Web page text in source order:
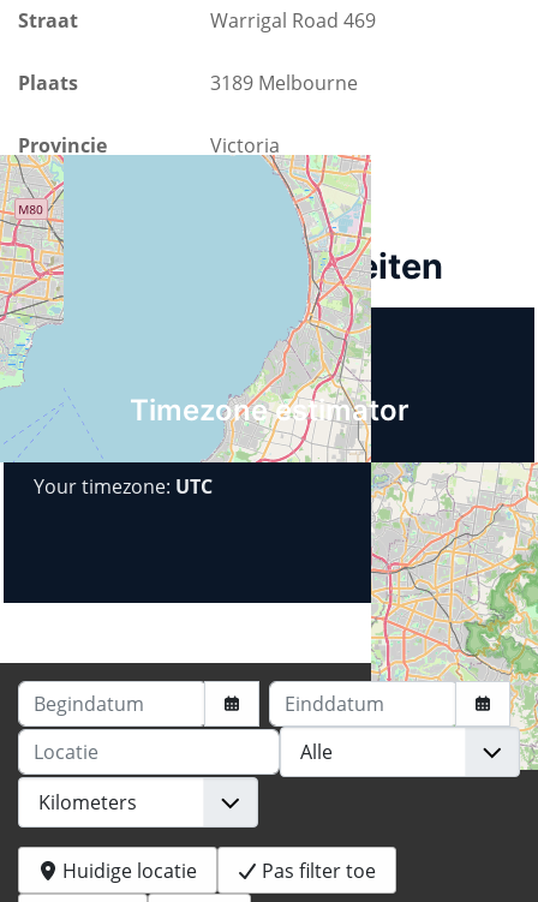
Straat Warrigal Road 469
Plaats 3189 Melbourne
Provincie Victoria
Land
Aankomende activiteiten
Timezone estimator
Your timezone: UTC
Begindatum
Einddatum
Locatie
Huidige locatie
Pas filter toe